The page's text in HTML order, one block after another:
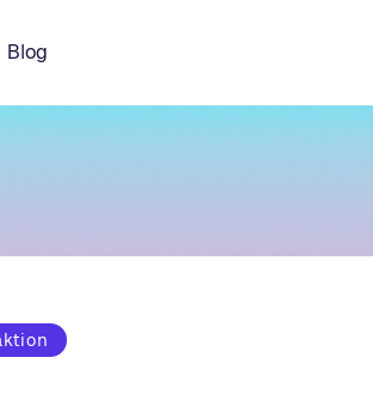
Blog